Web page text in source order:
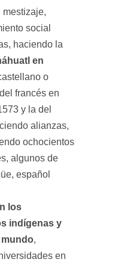
mestizaje,
social
haciendo la
en
o
francés en
y la del
alianzas,
ochocientos
algunos de
español
los
indígenas y
,
en